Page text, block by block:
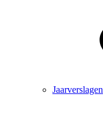
Jaarverslagen